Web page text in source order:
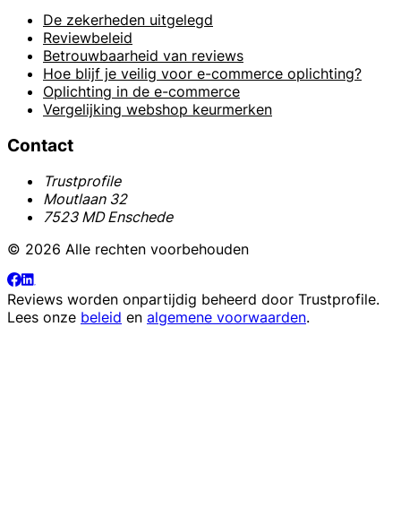
De zekerheden uitgelegd
Reviewbeleid
Betrouwbaarheid van reviews
Hoe blijf je veilig voor e-commerce oplichting?
Oplichting in de e-commerce
Vergelijking webshop keurmerken
Contact
Trustprofile
Moutlaan 32
7523 MD Enschede
© 2026 Alle rechten voorbehouden
Reviews worden onpartijdig beheerd door Trustprofile.
Lees onze beleid en algemene voorwaarden.